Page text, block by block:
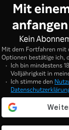
Mit
Kein
Mit dem Fortfahren mit
Optionen bestätige ich,
Ich bin mindestens
Volljährigkeit in
Ich stimme den